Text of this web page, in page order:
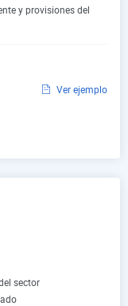
y provisiones del
Ver ejemplo
sector